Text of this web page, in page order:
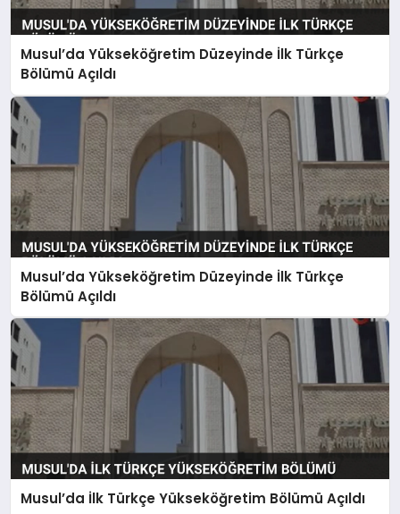
Musul’da Yükseköğretim Düzeyinde İlk Türkçe
Bölümü Açıldı
Musul’da Yükseköğretim Düzeyinde İlk Türkçe
Bölümü Açıldı
Musul’da İlk Türkçe Yükseköğretim Bölümü Açıldı